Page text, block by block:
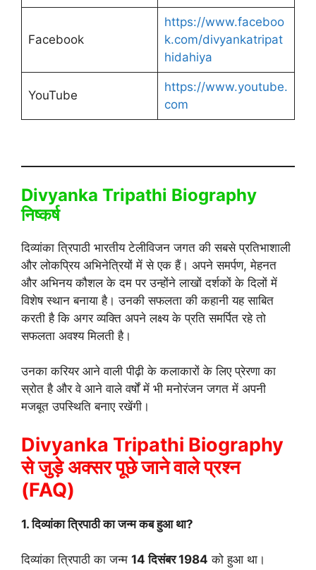
Facebook
https://www.faceboo
k.com/divyankatripat
hidahiya
YouTube
https://www.youtube.
com
Divyanka Tripathi Biography
निष्कर्ष
दिव्यांका त्रिपाठी भारतीय टेलीविजन जगत की सबसे प्रतिभाशाली
और लोकप्रिय अभिनेत्रियों में से एक हैं। अपने समर्पण, मेहनत
और अभिनय कौशल के दम पर उन्होंने लाखों दर्शकों के दिलों में
विशेष स्थान बनाया है। उनकी सफलता की कहानी यह साबित
करती है कि अगर व्यक्ति अपने लक्ष्य के प्रति समर्पित रहे तो
सफलता अवश्य मिलती है।
उनका करियर आने वाली पीढ़ी के कलाकारों के लिए प्रेरणा का
स्रोत है और वे आने वाले वर्षों में भी मनोरंजन जगत में अपनी
मजबूत उपस्थिति बनाए रखेंगी।
Divyanka Tripathi Biography
से जुड़े अक्सर पूछे जाने वाले प्रश्न
(FAQ)
1. दिव्यांका त्रिपाठी का जन्म कब हुआ था?
दिव्यांका त्रिपाठी का जन्म 14 दिसंबर 1984 को हुआ था।